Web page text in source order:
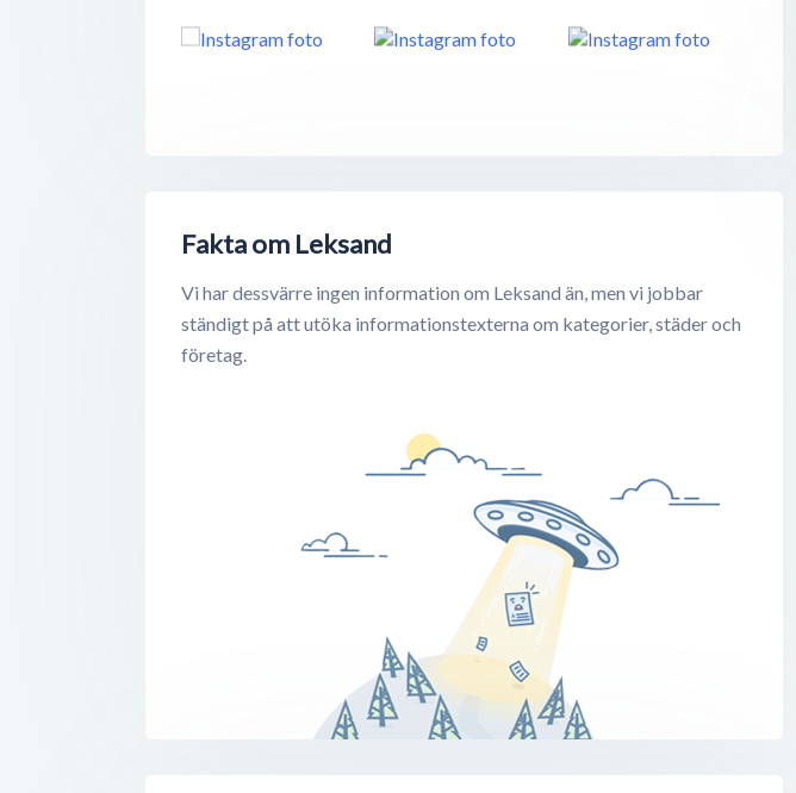
Fakta om Leksand
Vi har dessvärre ingen information om Leksand än, men vi jobbar
ständigt på att utöka informationstexterna om kategorier, städer och
företag.